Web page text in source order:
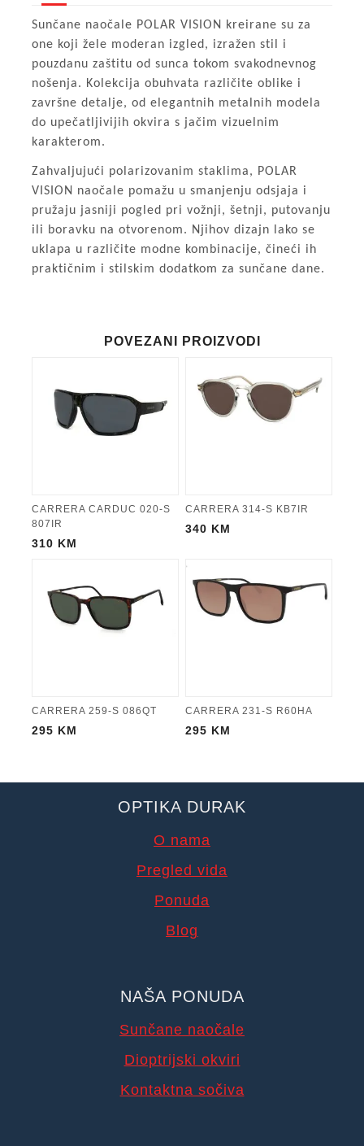
Sunčane naočale POLAR VISION kreirane su za
one koji žele moderan izgled, izražen stil i
pouzdanu zaštitu od sunca tokom svakodnevnog
nošenja. Kolekcija obuhvata različite oblike i
završne detalje, od elegantnih metalnih modela
do upečatljivijih okvira s jačim vizuelnim
karakterom.
Zahvaljujući polarizovanim staklima, POLAR
VISION naočale pomažu u smanjenju odsjaja i
pružaju jasniji pogled pri vožnji, šetnji, putovanju
ili boravku na otvorenom. Njihov dizajn lako se
uklapa u različite modne kombinacije, čineći ih
praktičnim i stilskim dodatkom za sunčane dane.
POVEZANI PROIZVODI
CARRERA CARDUC 020-S
807IR
310 KM
CARRERA 314-S KB7IR
340 KM
CARRERA 259-S 086QT
295 KM
CARRERA 231-S R60HA
295 KM
OPTIKA DURAK
O nama
Pregled vida
Ponuda
Blog
NAŠA PONUDA
Sunčane naočale
Dioptrijski okviri
Kontaktna sočiva